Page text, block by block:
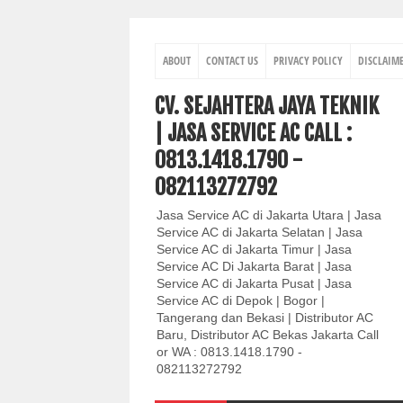
ABOUT CONTACT US PRIVACY POLICY
CV. SEJAHTERA JAYA TEKNIK
| JASA SERVICE AC CALL :
0813.1418.1790 -
082113272792
Jasa Service AC di Jakarta Utara | Jasa
Service AC di Jakarta Selatan | Jasa
Service AC di Jakarta Timur | Jasa
Service AC Di Jakarta Barat | Jasa
Service AC di Jakarta Pusat | Jasa
Service AC di Depok | Bogor |
Tangerang dan Bekasi | Distributor AC
Baru, Distributor AC Bekas Jakarta Call
or WA : 0813.1418.1790 -
082113272792